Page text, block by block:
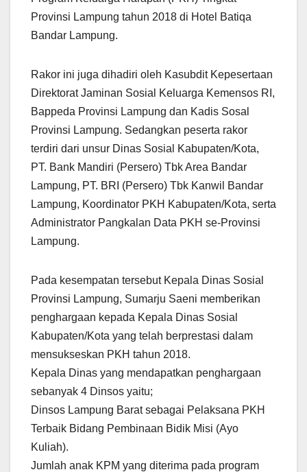
Provinsi Lampung tahun 2018 di Hotel Batiqa
Bandar Lampung.
Rakor ini juga dihadiri oleh Kasubdit Kepesertaan
Direktorat Jaminan Sosial Keluarga Kemensos RI,
Bappeda Provinsi Lampung dan Kadis Sosal
Provinsi Lampung. Sedangkan peserta rakor
terdiri dari unsur Dinas Sosial Kabupaten/Kota,
PT. Bank Mandiri (Persero) Tbk Area Bandar
Lampung, PT. BRI (Persero) Tbk Kanwil Bandar
Lampung, Koordinator PKH Kabupaten/Kota, serta
Administrator Pangkalan Data PKH se-Provinsi
Lampung.
Pada kesempatan tersebut Kepala Dinas Sosial
Provinsi Lampung, Sumarju Saeni memberikan
penghargaan kepada Kepala Dinas Sosial
Kabupaten/Kota yang telah berprestasi dalam
mensukseskan PKH tahun 2018.
Kepala Dinas yang mendapatkan penghargaan
sebanyak 4 Dinsos yaitu;
Dinsos Lampung Barat sebagai Pelaksana PKH
Terbaik Bidang Pembinaan Bidik Misi (Ayo
Kuliah).
Jumlah anak KPM yang diterima pada program